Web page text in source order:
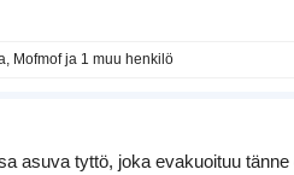
, Mofmofja 1 muu henkilö
asuva tyttö, joka evakuoituu